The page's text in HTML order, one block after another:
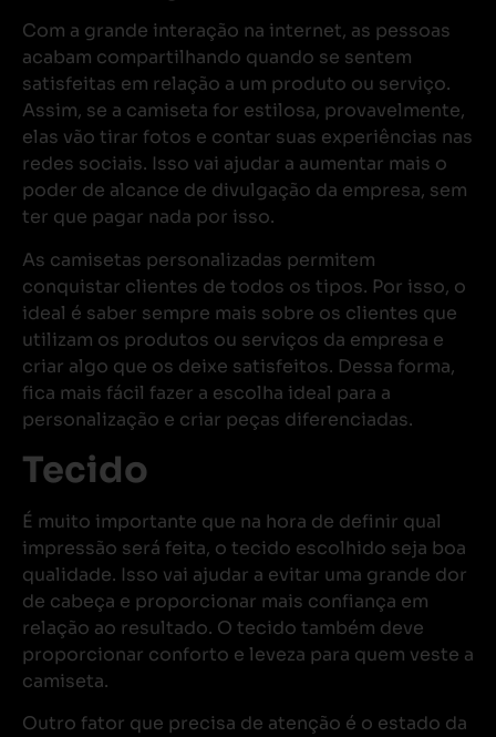
Com a grande interação na internet, as pessoas
acabam compartilhando quando se sentem
satisfeitas em relação a um produto ou serviço.
Assim, se a camiseta for estilosa, provavelmente,
elas vão tirar fotos e contar suas experiências nas
redes sociais. Isso vai ajudar a aumentar mais o
poder de alcance de divulgação da empresa, sem
ter que pagar nada por isso.
As camisetas personalizadas permitem
conquistar clientes de todos os tipos. Por isso, o
ideal é saber sempre mais sobre os clientes que
utilizam os produtos ou serviços da empresa e
criar algo que os deixe satisfeitos. Dessa forma,
fica mais fácil fazer a escolha ideal para a
personalização e criar peças diferenciadas.
Tecido
É muito importante que na hora de definir qual
impressão será feita, o tecido escolhido seja boa
qualidade. Isso vai ajudar a evitar uma grande dor
de cabeça e proporcionar mais confiança em
relação ao resultado. O tecido também deve
proporcionar conforto e leveza para quem veste a
camiseta.
Outro fator que precisa de atenção é o estado da